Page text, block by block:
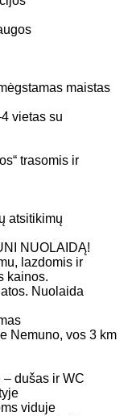
maistas
vietas su
trasomis ir
atsitikimų
NUOLAIDĄ!
lazdomis ir
kainos.
Nuolaida
Nemuno, vos 3 km
dušas ir WC
viduje